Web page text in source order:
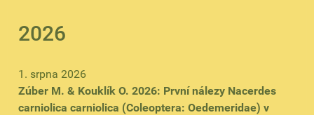
2026
1. srpna 2026
Zúber M. & Kouklík O. 2026: První nálezy Nacerdes
carniolica carniolica (Coleoptera: Oedemeridae) v